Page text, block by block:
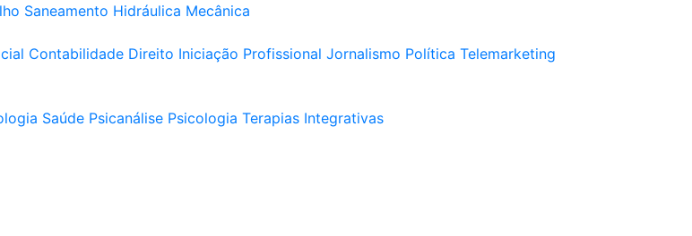
Saneamento Hidráulica Mecânica
Contabilidade Direito Iniciação Profissional Jornalismo Política Telemarketing
Saúde Psicanálise Psicologia Terapias Integrativas